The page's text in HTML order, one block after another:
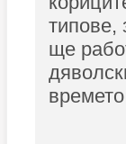
типове,
ще
времето